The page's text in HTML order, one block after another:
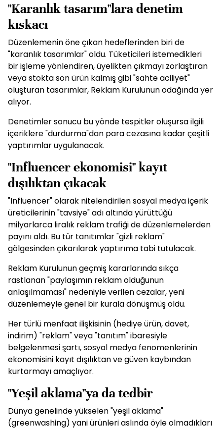
"Karanlık tasarım"lara denetim
kıskacı
Düzenlemenin öne çıkan hedeflerinden biri de
"karanlık tasarımlar" oldu. Tüketicileri istemedikleri
bir işleme yönlendiren, üyelikten çıkmayı zorlaştıran
veya stokta son ürün kalmış gibi "sahte aciliyet"
oluşturan tasarımlar, Reklam Kurulunun odağında yer
alıyor.
Denetimler sonucu bu yönde tespitler oluşursa ilgili
içeriklere "durdurma"dan para cezasına kadar çeşitli
yaptırımlar uygulanacak.
"Influencer ekonomisi" kayıt
dışılıktan çıkacak
"Influencer" olarak nitelendirilen sosyal medya içerik
üreticilerinin "tavsiye" adı altında yürüttüğü
milyarlarca liralık reklam trafiği de düzenlemelerden
payını aldı. Bu tür tanıtımlar "gizli reklam"
gölgesinden çıkarılarak yaptırıma tabi tutulacak.
Reklam Kurulunun geçmiş kararlarında sıkça
rastlanan "paylaşımın reklam olduğunun
anlaşılmaması" nedeniyle verilen cezalar, yeni
düzenlemeyle genel bir kurala dönüşmüş oldu.
Her türlü menfaat ilişkisinin (hediye ürün, davet,
indirim) "reklam" veya "tanıtım" ibaresiyle
belgelenmesi şartı, sosyal medya fenomenlerinin
ekonomisini kayıt dışılıktan ve güven kaybından
kurtarmayı amaçlıyor.
"Yeşil aklama"ya da tedbir
Dünya genelinde yükselen "yeşil aklama"
(greenwashing) yani ürünleri aslında öyle olmadıkları